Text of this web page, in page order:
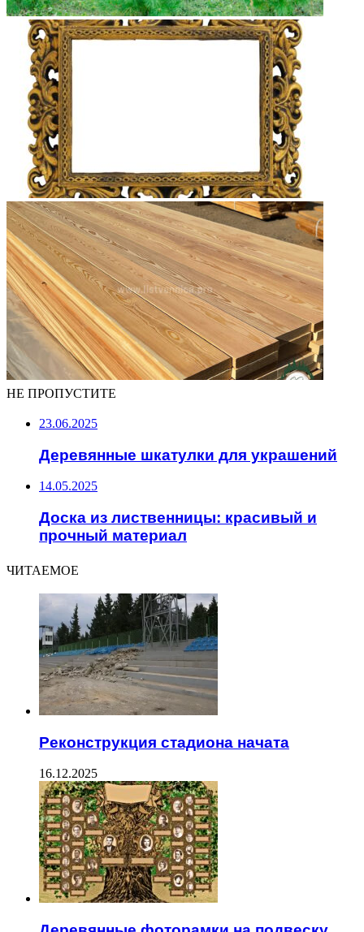
НЕ ПРОПУСТИТЕ
23.06.2025
Деревянные шкатулки для украшений
14.05.2025
Доска из лиственницы: красивый и
прочный материал
ЧИТАЕМОЕ
Реконструкция стадиона начата
16.12.2025